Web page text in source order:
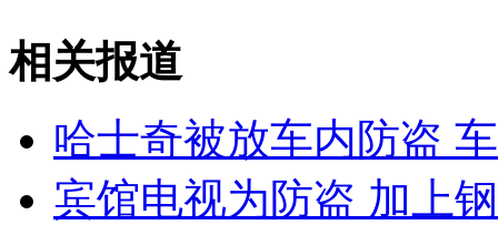
景区招人年薪30万 养鸡写小说
山西运城恶犬咬伤多人 警民合力深夜将其击毙
相关报道
哈士奇被放车内防盗
宾馆电视为防盗 加上